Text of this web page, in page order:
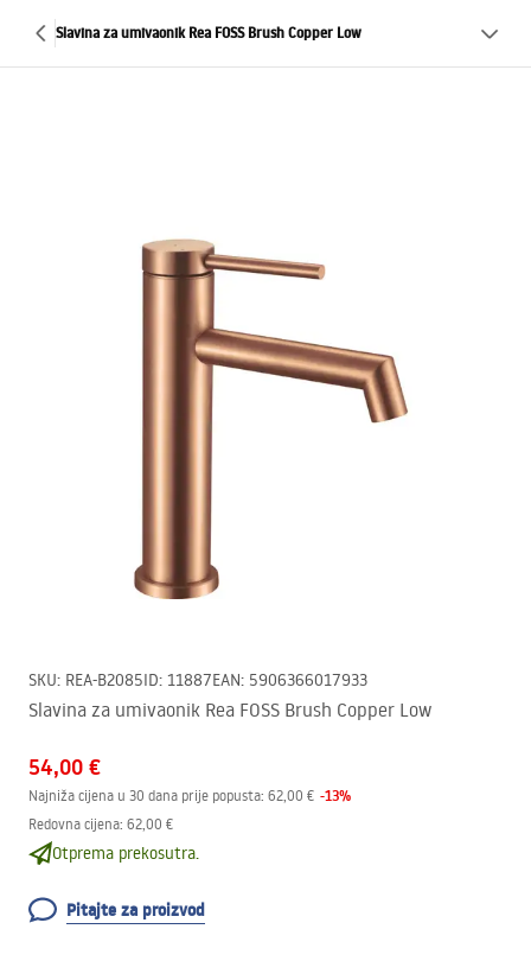
Slavina za umivaonik Rea FOSS Brush Copper Low
SKU: REA-B2085ID: 11887EAN: 5906366017933
Slavina za umivaonik Rea FOSS Brush Copper Low
54,00 €
Najniža cijena u 30 dana prije popusta: 62,00 € -13%
Redovna cijena: 62,00 €
Otprema prekosutra.
Pitajte za proizvod